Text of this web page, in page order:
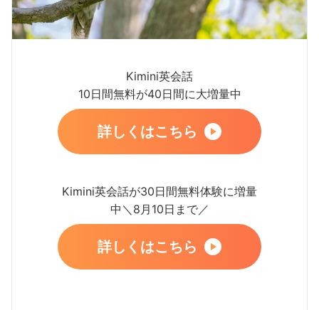
Kimini英会話
10日間無料が40日間に大増量中
詳しくはこちら
Kimini英会話が30日間無料体験に増量
中＼8月10日まで／
詳しくはこちら